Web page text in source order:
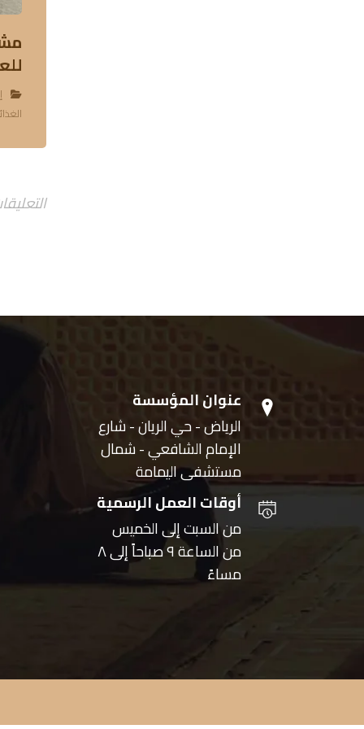
عنوان المؤسسة
الرياض - حي الريان - شارع
الإمام الشافعي - شمال
مستشفى اليمامة
أوقات العمل الرسمية
من السبت إلى الخميس
من الساعة ٩ صباحاً إلى ٨
مساءً